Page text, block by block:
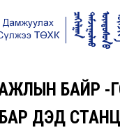
БАЙР -
ДЭД